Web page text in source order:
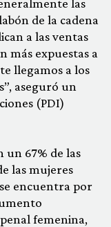
de la cadena
a las ventas
más expuestas a
llegamos a los
aseguró un
(PDI)
un 67% de las
las mujeres
encuentra por
femenina,